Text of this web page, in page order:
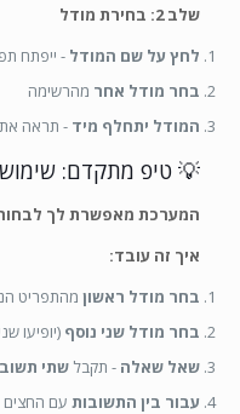
שלב 2: בחירת מודל
לחץ על שם המודל - ייפתח
בחר מודל אחר מהרשימה
המודל יתחלף מיד - תראה
💡 טיפ מתקדם: שימוש
המערכת מאפשרת לך לבחור
איך זה עובד:
בחר מודל ראשון מהתפריט
בחר מודל שני נוסף (יופיעו
שאל שאלה - תקבל שתי
עבור בין התשובות עם